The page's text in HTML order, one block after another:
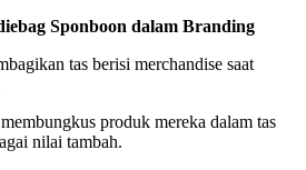
Sponboon dalam Branding
tas berisi merchandise saat
membungkus produk mereka dalam tas
nilai tambah.